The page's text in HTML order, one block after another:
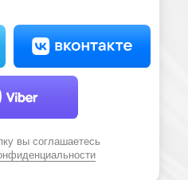
вы соглашаетесь